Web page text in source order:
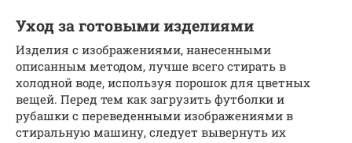
Уход за готовыми изделиями
Изделия с изображениями, нанесенными
описанным методом, лучше всего стирать в
холодной воде, используя порошок для цветных
вещей. Перед тем как загрузить футболки и
рубашки с переведенными изображениями в
стиральную машину, следует вывернуть их